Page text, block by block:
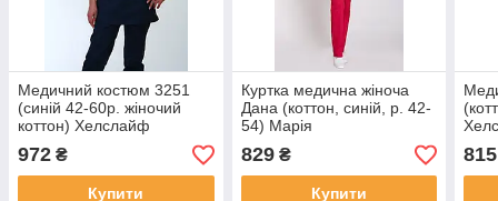
Медичний костюм 3251
(синій 42-60р. жіночий
коттон) Хелслайф
972 ₴
Купити
Куртка медична жіноча
Дана (коттон, синій, р. 42-
54) Марія
829₴
Купити
815